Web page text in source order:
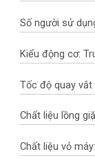
Số người sử
Kiểu động cơ:
Tốc độ quay
Chất liệu lồng
Chất liệu vỏ